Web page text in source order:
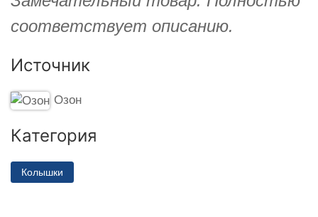
соответствует описанию.
Источник
Озон
Категория
Колышки